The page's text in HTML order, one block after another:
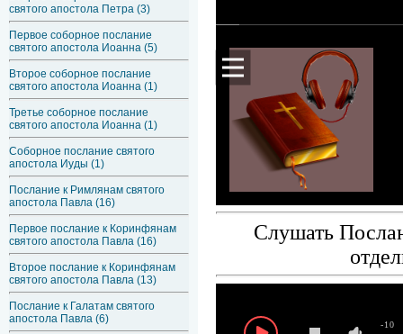
святого апостола Петра (3)
Первое соборное послание
святого апостола Иоанна (5)
Второе соборное послание
святого апостола Иоанна (1)
Третье соборное послание
святого апостола Иоанна (1)
Соборное послание святого
апостола Иуды (1)
Послание к Римлянам святого
апостола Павла (16)
Первое послание к Коринфянам
святого апостола Павла (16)
Второе послание к Коринфянам
святого апостола Павла (13)
Послание к Галатам святого
апостола Павла (6)
Слушать
-10